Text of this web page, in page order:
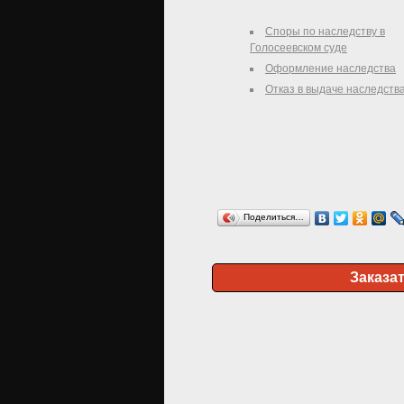
Споры по наследству в
Голосеевском суде
Оформление наследства
Отказ в выдаче
Поделиться…